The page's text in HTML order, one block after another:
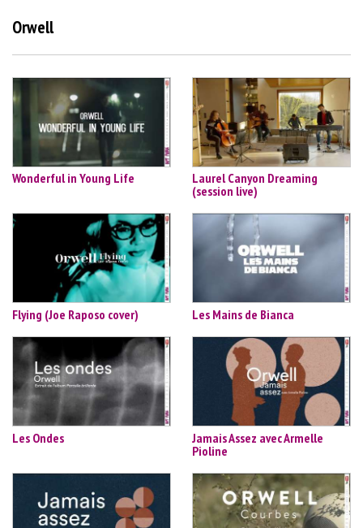
Orwell
Wonderful in Young Life
Laurel Canyon Dreaming
(session live)
Flying (Joe Raposo cover) Les Mains de Bianca
Les Ondes
Jamais Assez avec Armelle
Pioline